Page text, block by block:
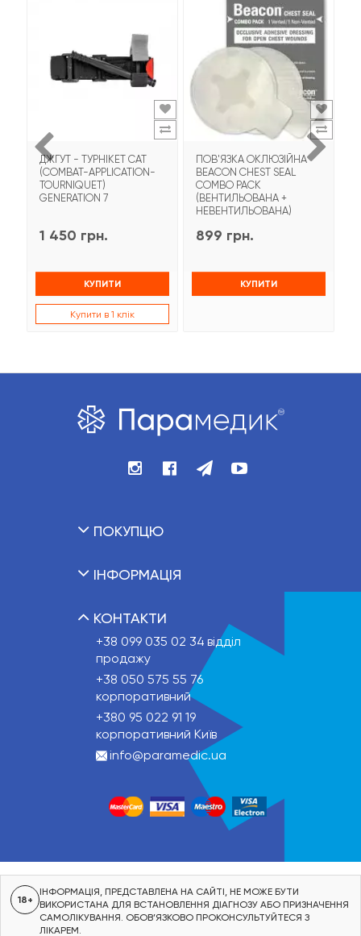
ДЖГУТ - ТУРНІКЕТ CAT
(COMBAT-APPLICATION-
TOURNIQUET)
GENERATION 7
1 450 грн.
КУПИТИ
Купити в 1 клік
ПОВ'ЯЗКА ОКЛЮЗІЙНА
BEACON CHEST SEAL
COMBO PACK
(ВЕНТИЛЬОВАНА +
НЕВЕНТИЛЬОВАНА)
899 грн.
КУПИТИ
ПОКУПЦЮ
ІНФОРМАЦІЯ
КОНТАКТИ
+38 099 035 02 34 відділ
продажу
+38 050 575 55 76
корпоративний
+380 95 022 91 19
корпоративний Київ
info@paramedic.ua
18+
ІНФОРМАЦІЯ, ПРЕДСТАВЛЕНА НА САЙТІ, НЕ МОЖЕ БУТИ
ВИКОРИСТАНА ДЛЯ ВСТАНОВЛЕННЯ ДІАГНОЗУ АБО ПРИЗНАЧЕННЯ
САМОЛІКУВАННЯ. ОБОВ’ЯЗКОВО ПРОКОНСУЛЬТУЙТЕСЯ З
ЛІКАРЕМ.